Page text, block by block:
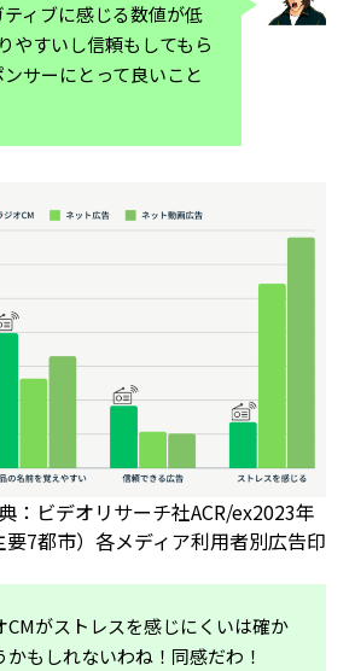
ィブに感じる数値が低
やすいし信頼もしてもら
サーにとって良いこと
：ビデオリサーチ社ACR/ex2023年
7都市）各メディア利用者別広告印
CMがストレスを感じにくいは確か
かもしれないわね！同感だわ！